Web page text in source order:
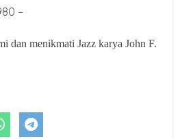
–
dan menikmati Jazz karya John F.